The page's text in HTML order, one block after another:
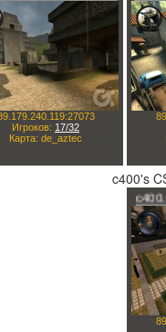
c400's